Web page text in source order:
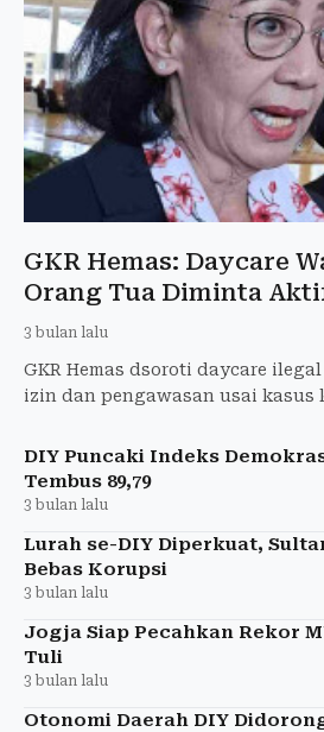
GKR Hemas: Daycare
Orang Tua Diminta
3 bulan lalu
GKR Hemas dsoroti daycare
izin dan pengawasan usai kasus
DIY Puncaki Indeks
Tembus 89,79
3 bulan lalu
Lurah se-DIY Diperkuat,
Bebas Korupsi
3 bulan lalu
Jogja Siap Pecahkan Rekor
Tuli
3 bulan lalu
Otonomi Daerah DIY